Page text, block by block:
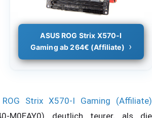
ASUS ROG Strix X570-I
Gaming ab 264€ (Affiliate)
Strix X570-I Gaming (Affiliate)